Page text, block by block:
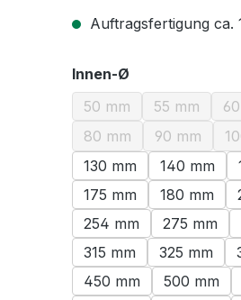
Auftragsfertigung ca.
Innen-Ø
50 mm
(Diese Option ist
55 mm
(Diese
80 mm
(Diese Option ist
90 mm
(Diese
130 mm
140 mm
175 mm
180 mm
254 mm
275 mm
315 mm
325 mm
450 mm
500 mm